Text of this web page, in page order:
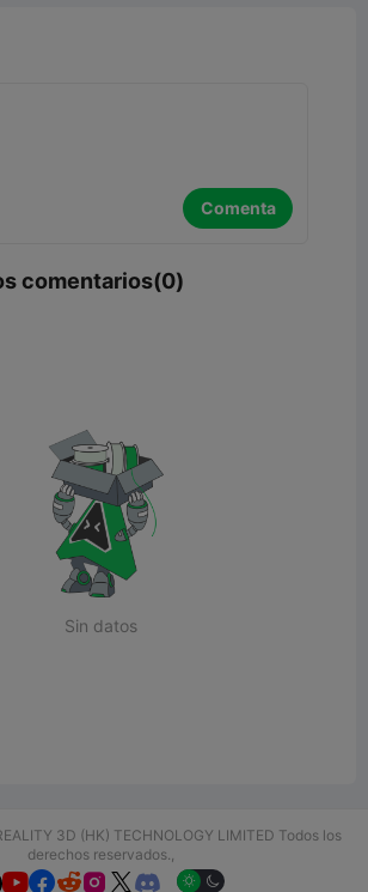
Comenta
comentarios(0)
Sin datos
3D (HK) TECHNOLOGY LIMITED Todos los
derechos reservados.,
  